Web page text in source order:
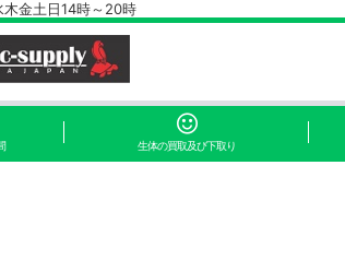
土日14時～20時
生体の買取及び下取り